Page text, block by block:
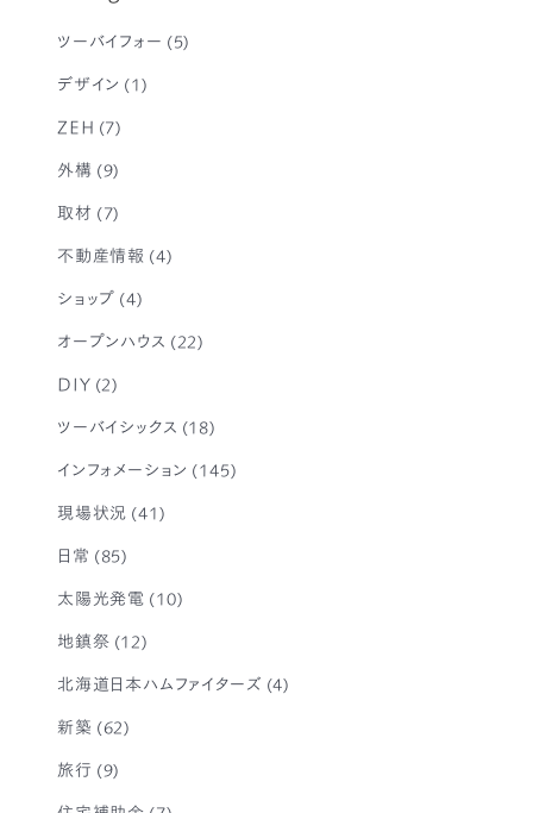
ツーバイフォー (5)
デザイン (1)
ZEH (7)
外構 (9)
取材 (7)
不動産情報 (4)
ショップ (4)
オープンハウス (22)
DIY (2)
ツーバイシックス (18)
インフォメーション (145)
現場状況 (41)
日常 (85)
太陽光発電 (10)
地鎮祭 (12)
北海道日本ハムファイターズ (4)
新築 (62)
旅行 (9)